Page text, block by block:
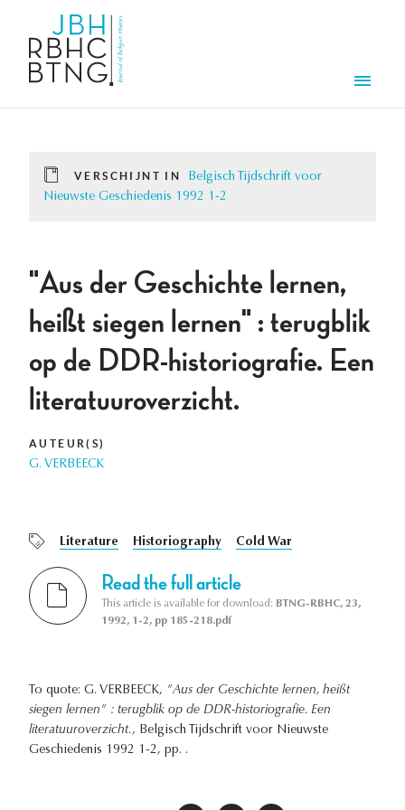
VERSCHIJNT IN
Belgisch Tijdschrift voor
Nieuwste Geschiedenis 1992 1-2
"Aus der Geschichte lernen,
heißt siegen lernen" : terugblik
op de DDR-historiografie. Een
literatuuroverzicht.
AUTEUR(S)
G. VERBEECK
Literature Historiography Cold War
Read the full article
This article is available for download: BTNG-RBHC, 23,
1992, 1-2, pp 185-218.pdf
To quote: G. VERBEECK, "Aus der Geschichte lernen, heißt
siegen lernen" : terugblik op de DDR-historiografie. Een
literatuuroverzicht., Belgisch Tijdschrift voor Nieuwste
Geschiedenis 1992 1-2, pp. .